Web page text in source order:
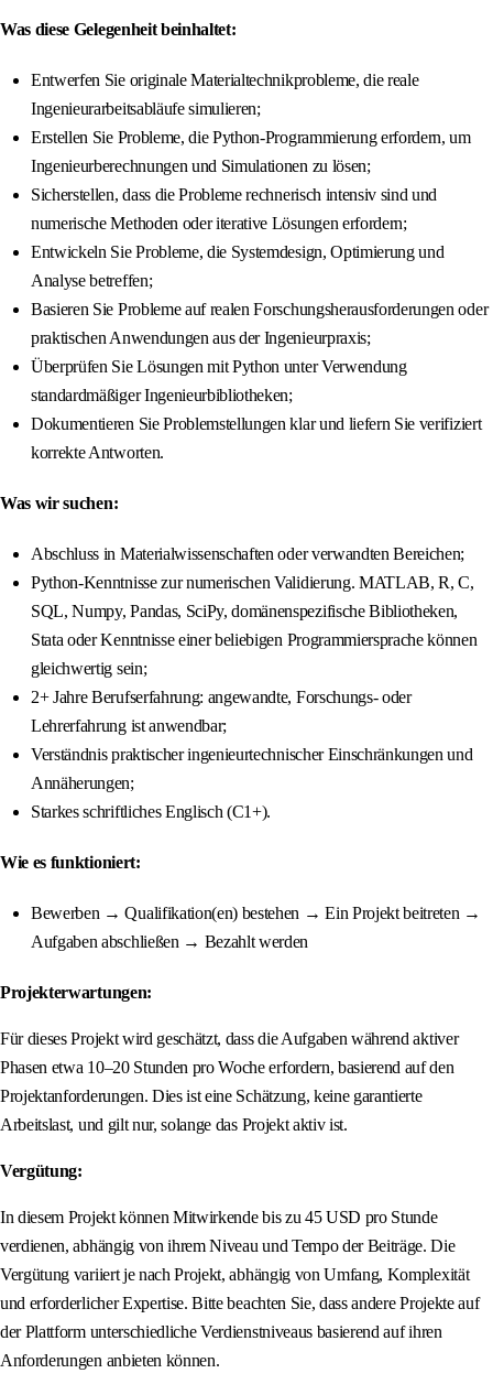
Was diese Gelegenheit beinhaltet:
Entwerfen Sie originale Materialtechnikprobleme, die reale
Ingenieurarbeitsabläufe simulieren;
Erstellen Sie Probleme, die Python-Programmierung erfordern, um
Ingenieurberechnungen und Simulationen zu lösen;
Sicherstellen, dass die Probleme rechnerisch intensiv sind und
numerische Methoden oder iterative Lösungen erfordern;
Entwickeln Sie Probleme, die Systemdesign, Optimierung und
Analyse betreffen;
Basieren Sie Probleme auf realen Forschungsherausforderungen oder
praktischen Anwendungen aus der Ingenieurpraxis;
Überprüfen Sie Lösungen mit Python unter Verwendung
standardmäßiger Ingenieurbibliotheken;
Dokumentieren Sie Problemstellungen klar und liefern Sie verifiziert
korrekte Antworten.
Was wir suchen:
Abschluss in Materialwissenschaften oder verwandten Bereichen;
Python-Kenntnisse zur numerischen Validierung. MATLAB, R, C,
SQL, Numpy, Pandas, SciPy, domänenspezifische Bibliotheken,
Stata oder Kenntnisse einer beliebigen Programmiersprache können
gleichwertig sein;
2+ Jahre Berufserfahrung: angewandte, Forschungs- oder
Lehrerfahrung ist anwendbar;
Verständnis praktischer ingenieurtechnischer Einschränkungen und
Annäherungen;
Starkes schriftliches Englisch (C1+).
Wie es funktioniert:
Bewerben → Qualifikation(en) bestehen → Ein Projekt beitreten →
Aufgaben abschließen → Bezahlt werden
Projekterwartungen:
Für dieses Projekt wird geschätzt, dass die Aufgaben während aktiver
Phasen etwa 10–20 Stunden pro Woche erfordern, basierend auf den
Projektanforderungen. Dies ist eine Schätzung, keine garantierte
Arbeitslast, und gilt nur, solange das Projekt aktiv ist.
Vergütung:
In diesem Projekt können Mitwirkende bis zu 45 USD pro Stunde
verdienen, abhängig von ihrem Niveau und Tempo der Beiträge. Die
Vergütung variiert je nach Projekt, abhängig von Umfang, Komplexität
und erforderlicher Expertise. Bitte beachten Sie, dass andere Projekte auf
der Plattform unterschiedliche Verdienstniveaus basierend auf ihren
Anforderungen anbieten können.